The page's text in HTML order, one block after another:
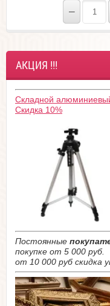
−
АКЦИЯ !!!
Складной
Скидка 10%
Постоянные
покупке от 5 000 руб.
от 10 000 руб скидка